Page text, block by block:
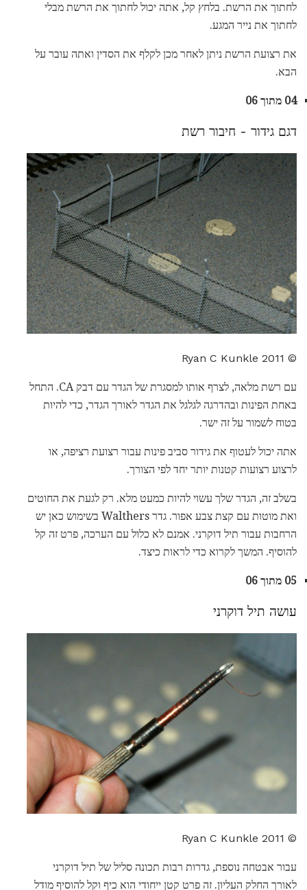
לחתוך את הרשת. בלחץ קל, אתה יכול לחתוך את הרשת מבלי
לחתוך את נייר המגע.
את רצועת הרשת ניתן לאחר מכן לקלף את הסדין ואתה עובר על
הבא.
04 מתוך 06
דגם גידור - חיבור רשת
© 2011 Ryan C Kunkle
עם רשת מלאה, לצרף אותו למסגרת של הגדר עם דבק CA. התחל
באחת הפינות ובהדרגה לגלגל את הגדר לאורך הגדר, כדי להיות
בטוח לשמור על זה ישר.
אתה יכול לעטוף את גידור סביב פינות עבור רצועת רציפה, או
לרצוע רצועות קטנות יותר יחד לפי הצורך.
בשלב זה, הגדר שלך עשוי להיות כמעט מלא. רק לגעת את החוטים
ואת מוטות עם קצת צבע אפור. גדר Walthers בשימוש כאן יש
הרחבות עבור תיל דוקרני. אמנם לא כלול עם הערכה, פרט זה קל
להוסיף. המשך לקרוא כדי לראות כיצד.
05 מתוך 06
עושה תיל דוקרני
© 2011 Ryan C Kunkle
עבור אבטחה נוספת, גדרות רבות תכונה סליל של תיל דוקרני
לאורך החלק העליון. זה פרט קטן ייחודי הוא כיף וקל להוסיף מודל